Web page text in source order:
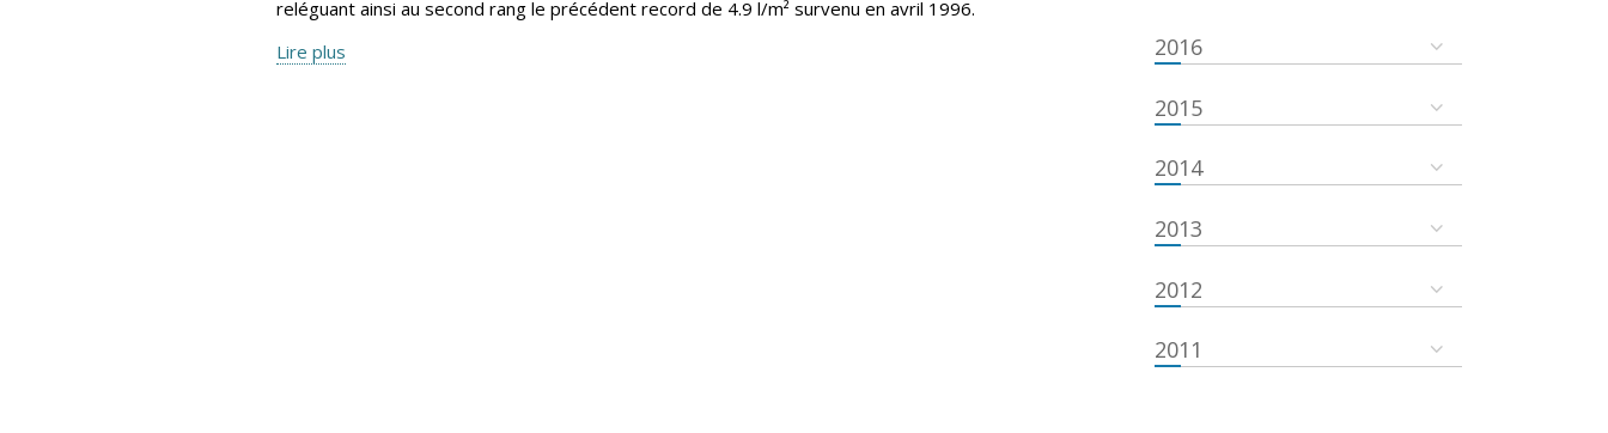
reléguant ainsi au second rang le précédent record de 4.9 l/m² survenu en avril 1996.
Lire plus
2016
2015
2014
2013
2012
2011